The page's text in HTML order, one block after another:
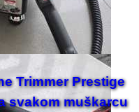
Trimmer Prestige
svakom muškarcu